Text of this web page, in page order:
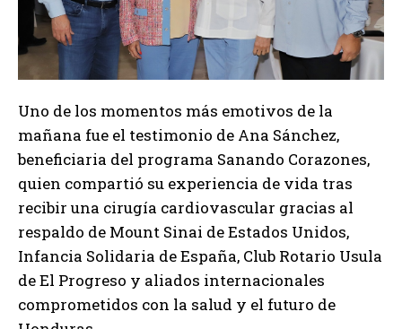
Uno de los momentos más emotivos de la
mañana fue el testimonio de Ana Sánchez,
beneficiaria del programa Sanando Corazones,
quien compartió su experiencia de vida tras
recibir una cirugía cardiovascular gracias al
respaldo de Mount Sinai de Estados Unidos,
Infancia Solidaria de España, Club Rotario Usula
de El Progreso y aliados internacionales
comprometidos con la salud y el futuro de